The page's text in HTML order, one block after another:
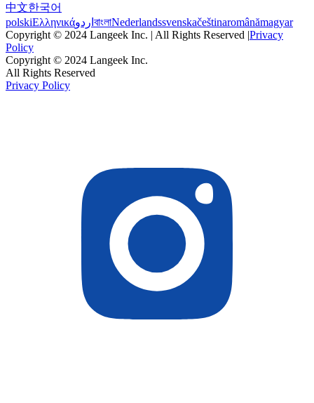
中文한국어
polskiΕλληνικάاردو বাংলাNederlandssvenskačeštinaromânămagyar
Copyright © 2024 Langeek Inc. | All Rights Reserved |Privacy
Policy
Copyright © 2024 Langeek Inc.
All Rights Reserved
Privacy Policy